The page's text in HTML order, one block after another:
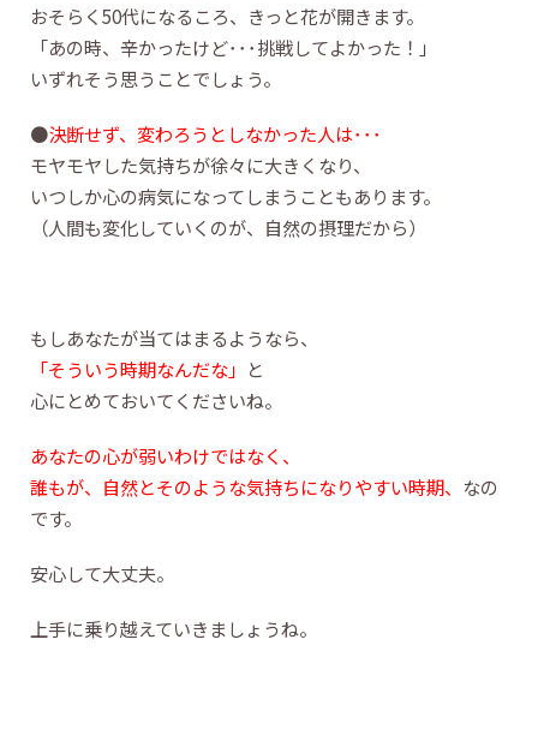
おそらく50代になるころ、きっと花が開きます。
「あの時、辛かったけど･･･挑戦してよかった！」
いずれそう思うことでしょう。
●決断せず、変わろうとしなかった人は･･･
モヤモヤした気持ちが徐々に大きくなり、
いつしか心の病気になってしまうこともあります。
（人間も変化していくのが、自然の摂理だから）
もしあなたが当てはまるようなら、
「そういう時期なんだな」 と
心にとめておいてくださいね。
あなたの心が弱いわけではなく、
誰もが、自然とそのような気持ちになりやすい時期、 なの
です。
安心して大丈夫。
上手に乗り越えていきましょうね。